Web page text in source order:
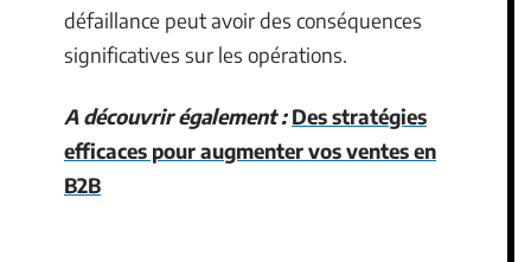
défaillance peut avoir des conséquences
significatives sur les opérations.
A découvrir également : Des stratégies
efficaces pour augmenter vos ventes en
B2B